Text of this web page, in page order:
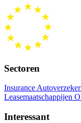
Sectoren
Insurance
Leasemaatschappijen
Interessant